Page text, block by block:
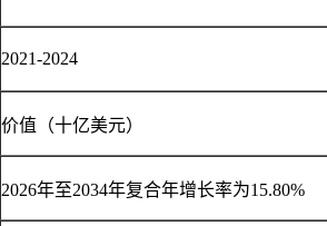
2021-2024
价值（十亿美元）
2026年至2034年复合年增长率为15.80%